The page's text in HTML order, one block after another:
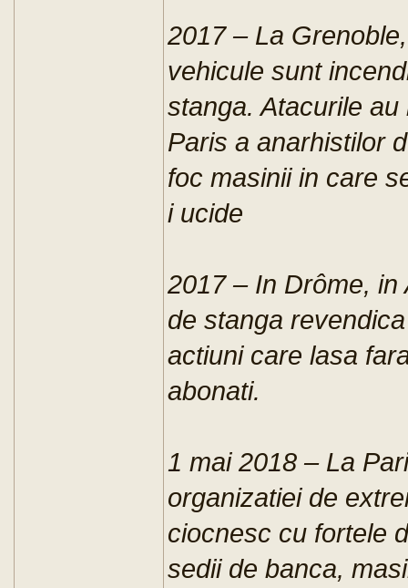
2017 – La
vehicule sunt
stanga. Atacurile
Paris a anarhistilor
foc masinii in care
i ucide
2017 – In Drôme,
de stanga
actiuni care lasa
abonati.
1 mai 2018 – La
organizatiei de
ciocnesc cu fortele
sedii de banca,